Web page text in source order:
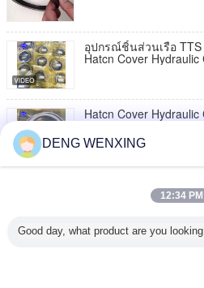
อุปกรณ์ชิ้นส่วนเรือ TTS
Hatcn Cover Hydraulic
Hatcn Cover
CAR-200x125-1060st
300x180-930st
ซ่อมกระบอกสูบไฮดรอลิ
DENG WENXING
12:34 PM
Good day, what product are you